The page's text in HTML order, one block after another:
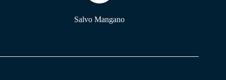
Salvo Mangano